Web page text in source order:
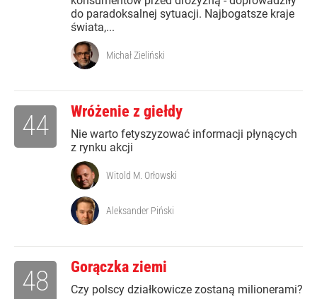
do paradoksalnej sytuacji. Najbogatsze kraje
świata,...
Michał Zieliński
Wróżenie z giełdy
Nie warto fetyszyzować informacji płynących
z rynku akcji
44
Witold M. Orłowski
Aleksander Piński
Gorączka ziemi
Czy polscy działkowicze zostaną milionerami?
48